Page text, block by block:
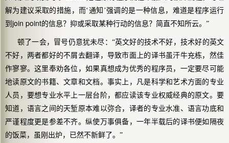
解为建议采取的措施，而‘通知’强调的是一种信息，难道是程序运行
到 join point的信息？抑或采取某种行动的信息？简直不知所云。”
顿了一会，冒号仍意犹未尽：“英文好的技术不好，技术好的英文
不好，两者都好的不屑去翻译，导致市面上的译书虽汗牛充栋，然佳
作寥寥。这里奉劝各位，如果真想成为优秀的程序员，一定要尽可能
地读原文的书籍、文章和文档。事实上，凡是科学和艺术方面的专业
人员，要想专业水平上一层台阶，都应读该专业权威经典的原文。要
知道，语言之间的天堑原本难以弥合，译者的专业水准、语言功底和
严谨程度更是参差不齐。纵使万事俱备，一年半载后的译书便如隔夜
的饭菜，虽刚出炉，已然不新鲜了。”